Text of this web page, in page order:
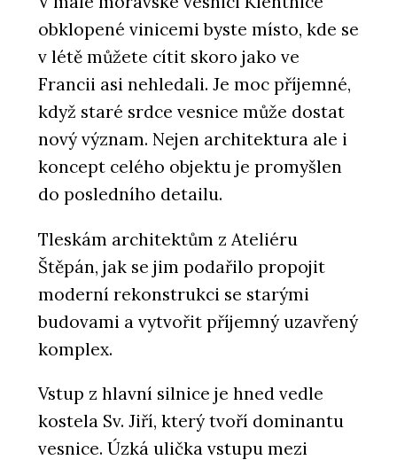
obklopené vinicemi byste místo, kde se
v létě můžete cítit skoro jako ve
Francii asi nehledali. Je moc příjemné,
když staré srdce vesnice může dostat
nový význam. Nejen architektura ale i
koncept celého objektu je promyšlen
do posledního detailu.
Tleskám architektům z Ateliéru
Štěpán, jak se jim podařilo propojit
moderní rekonstrukci se starými
budovami a vytvořit příjemný uzavřený
komplex.
Vstup z hlavní silnice je hned vedle
kostela Sv. Jiří, který tvoří dominantu
vesnice. Úzká ulička vstupu mezi